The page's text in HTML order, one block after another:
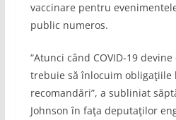
vaccinare pentru
public numeros.
“Atunci când COVID-19
trebuie să înlocuim obligaţiile
recomandări”, a subliniat
Johnson în faţa deputaţilor